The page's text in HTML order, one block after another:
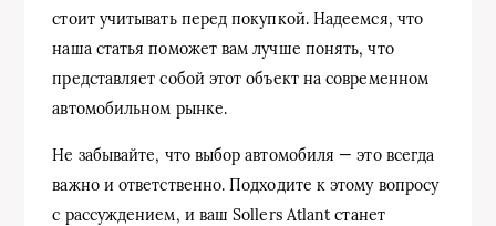
стоит учитывать перед покупкой. Надеемся, что
наша статья поможет вам лучше понять, что
представляет собой этот объект на современном
автомобильном рынке.
Не забывайте, что выбор автомобиля — это всегда
важно и ответственно. Подходите к этому вопросу
с рассуждением, и ваш Sollers Atlant станет